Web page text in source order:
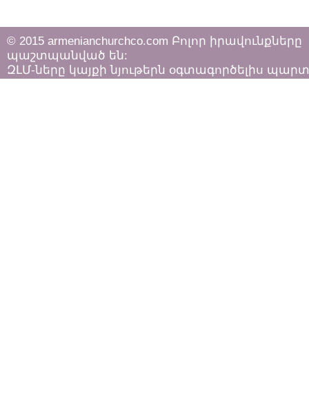
© 2015 armenianchurchco.com Բոլոր իրավունքները
պաշտպանված են:
ԶԼՄ-ները կայքի նյութերն օգտագործելիս